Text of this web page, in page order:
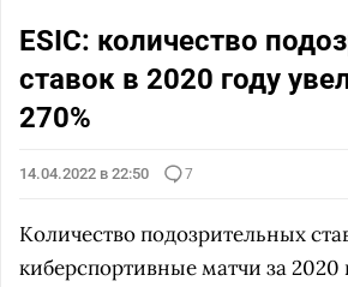
ESIC: количество
ставок в 2020 году
270%
14.04.2022 в 22:50 7
Количество подозрительных
киберспортивные матчи за 2020